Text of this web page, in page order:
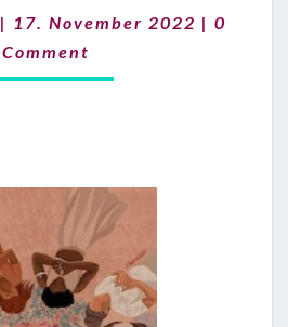
| 17. November 2022 | 0
Comment